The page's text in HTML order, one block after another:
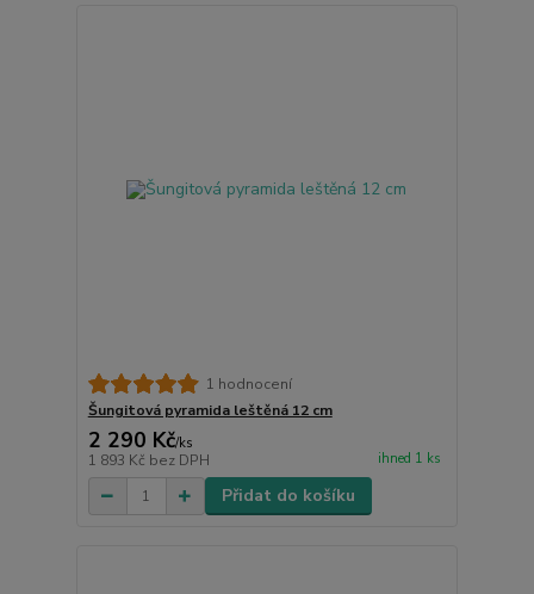
1 hodnocení
Šungitová pyramida leštěná 12 cm
2 290 Kč/ks
1 893 Kč bez DPH ihned 1 ks
Přidat do košíku